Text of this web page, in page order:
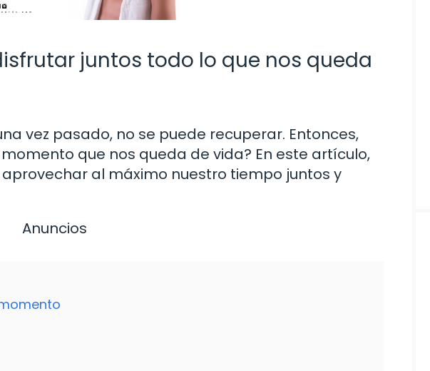
juntos todo lo que nos queda
vez pasado, no se puede recuperar. Entonces,
que nos queda de vida? En este artículo,
al máximo nuestro tiempo juntos y
Anuncios